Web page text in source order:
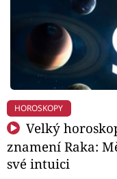
HOROSKOPY
Velký
znamení Raka:
své intuici